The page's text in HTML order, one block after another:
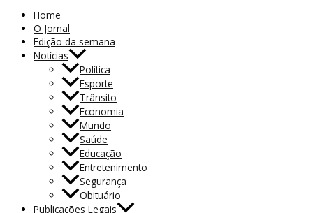
Home
O Jornal
Edição da semana
Notícias
Política
Esporte
Trânsito
Economia
Mundo
Saúde
Educação
Entretenimento
Segurança
Obituário
Publicações Legais